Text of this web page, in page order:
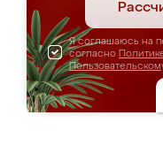
Я соглашаюсь на
согласно